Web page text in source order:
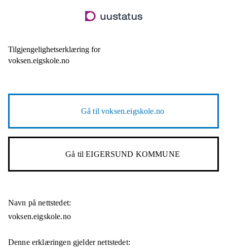
til
Tilgjengelighetserklæring for
voksen.eigskole.no
Gå tilvoksen.eigskole.no
Gå tilEIGERSUND KOMMUNE
Navn på nettstedet:
voksen.eigskole.no
Denne erklæringen gjelder nettstedet: